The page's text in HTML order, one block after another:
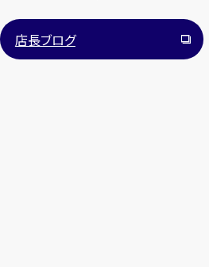
店長ブログ